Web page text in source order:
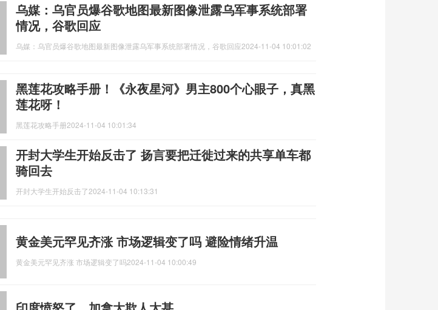
乌媒：乌官员爆谷歌地图最新图像泄露乌军事系统部署
情况，谷歌回应
乌媒：乌官员爆谷歌地图最新图像泄露乌军事系统部署情况，谷歌回应2024-11-04 10:01:02
黑莲花攻略手册！《永夜星河》男主800个心眼子，真黑
莲花呀！
黑莲花攻略手册2024-11-04 10:01:34
开封大学生开始反击了 扬言要把迁徙过来的共享单车都
骑回去
开封大学生开始反击了2024-11-04 10:13:31
黄金美元罕见齐涨 市场逻辑变了吗 避险情绪升温
黄金美元罕见齐涨 市场逻辑变了吗2024-11-04 10:00:49